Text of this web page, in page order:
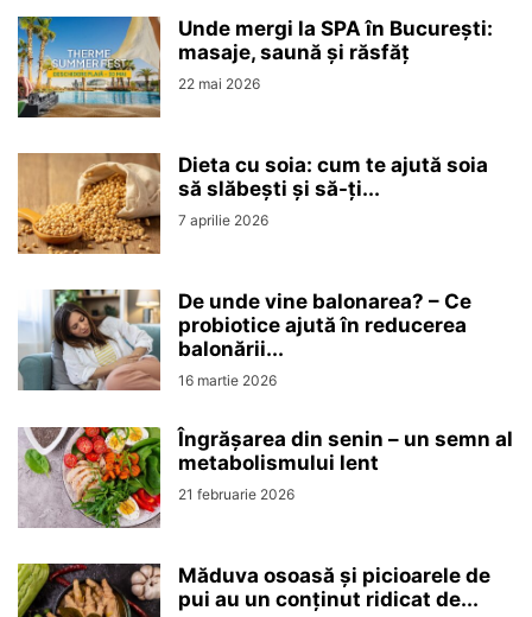
Unde mergi la SPA în București:
masaje, saună și răsfăț
22 mai 2026
Dieta cu soia: cum te ajută soia
să slăbești și să-ți...
7 aprilie 2026
De unde vine balonarea? – Ce
probiotice ajută în reducerea
balonării...
16 martie 2026
Îngrășarea din senin – un semn al
metabolismului lent
21 februarie 2026
Măduva osoasă și picioarele de
pui au un conținut ridicat de...